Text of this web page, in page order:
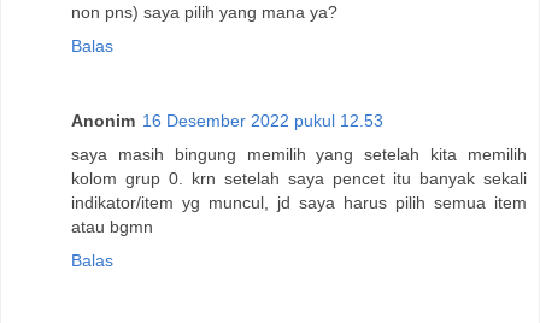
non pns) saya pilih yang mana ya?
Balas
Anonim 16 Desember 2022 pukul 12.53
saya masih bingung memilih yang setelah kita memilih
kolom grup 0. krn setelah saya pencet itu banyak sekali
indikator/item yg muncul, jd saya harus pilih semua item
atau bgmn
Balas